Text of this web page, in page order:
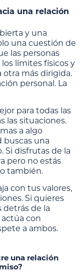
una relación
y una
una cuestión de
las personas
límites físicos y
otra más dirigida.
personal. La
para todas las
las situaciones.
a algo
buscas una
Si disfrutas de la
pero no estás
también.
con tus valores,
Si quieres
detrás de la
con
a ambos.
una relación